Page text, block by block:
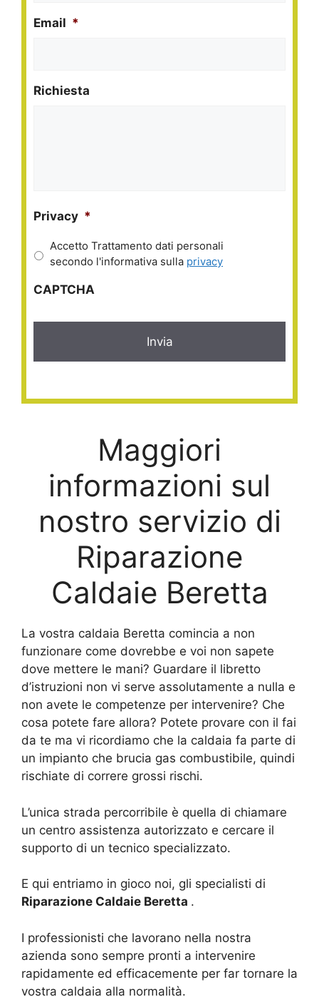
Email *
Richiesta
Privacy *
Accetto Trattamento dati personali
secondo l'informativa sulla privacy
CAPTCHA
Maggiori
informazioni sul
nostro servizio di
Riparazione
Caldaie Beretta
La vostra caldaia Beretta comincia a non
funzionare come dovrebbe e voi non sapete
dove mettere le mani? Guardare il libretto
d’istruzioni non vi serve assolutamente a nulla e
non avete le competenze per intervenire? Che
cosa potete fare allora? Potete provare con il fai
da te ma vi ricordiamo che la caldaia fa parte di
un impianto che brucia gas combustibile, quindi
rischiate di correre grossi rischi.
L’unica strada percorribile è quella di chiamare
un centro assistenza autorizzato e cercare il
supporto di un tecnico specializzato.
E qui entriamo in gioco noi, gli specialisti di
Riparazione Caldaie Beretta .
I professionisti che lavorano nella nostra
azienda sono sempre pronti a intervenire
rapidamente ed efficacemente per far tornare la
vostra caldaia alla normalità.